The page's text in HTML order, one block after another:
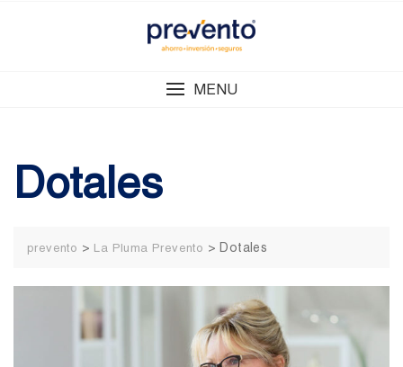
MENU
Dotales
prevento > La Pluma Prevento > Dotales